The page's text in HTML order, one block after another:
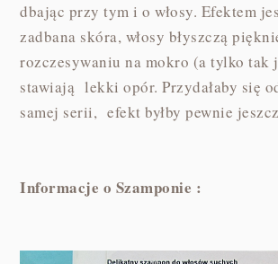
dbając przy tym i o włosy. Efektem
zadbana skóra, włosy błyszczą
rozczesywaniu na mokro (a tylko tak
stawiają lekki opór. Przydałaby się
samej serii, efekt byłby pewnie
Informacje o Szamponie :